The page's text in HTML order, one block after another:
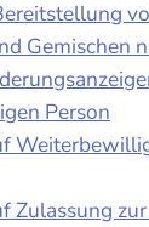
Gemischen
Person
Zulassung